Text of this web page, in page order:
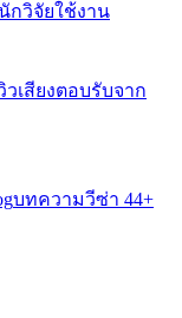
กวิจัยใช้งาน
วเสียงตอบรับจาก
บทความวีซ่า 44+